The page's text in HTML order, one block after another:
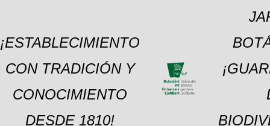
¡ESTABLECIMIENTO
CON TRADICIÓN Y
CONOCIMIENTO
DESDE 1810!